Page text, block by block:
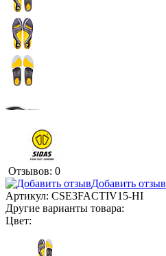
Отзывов: 0
Добавить отзыв
Артикул: CSE3FACTIV15-HI
Другие варианты товара:
Цвет: